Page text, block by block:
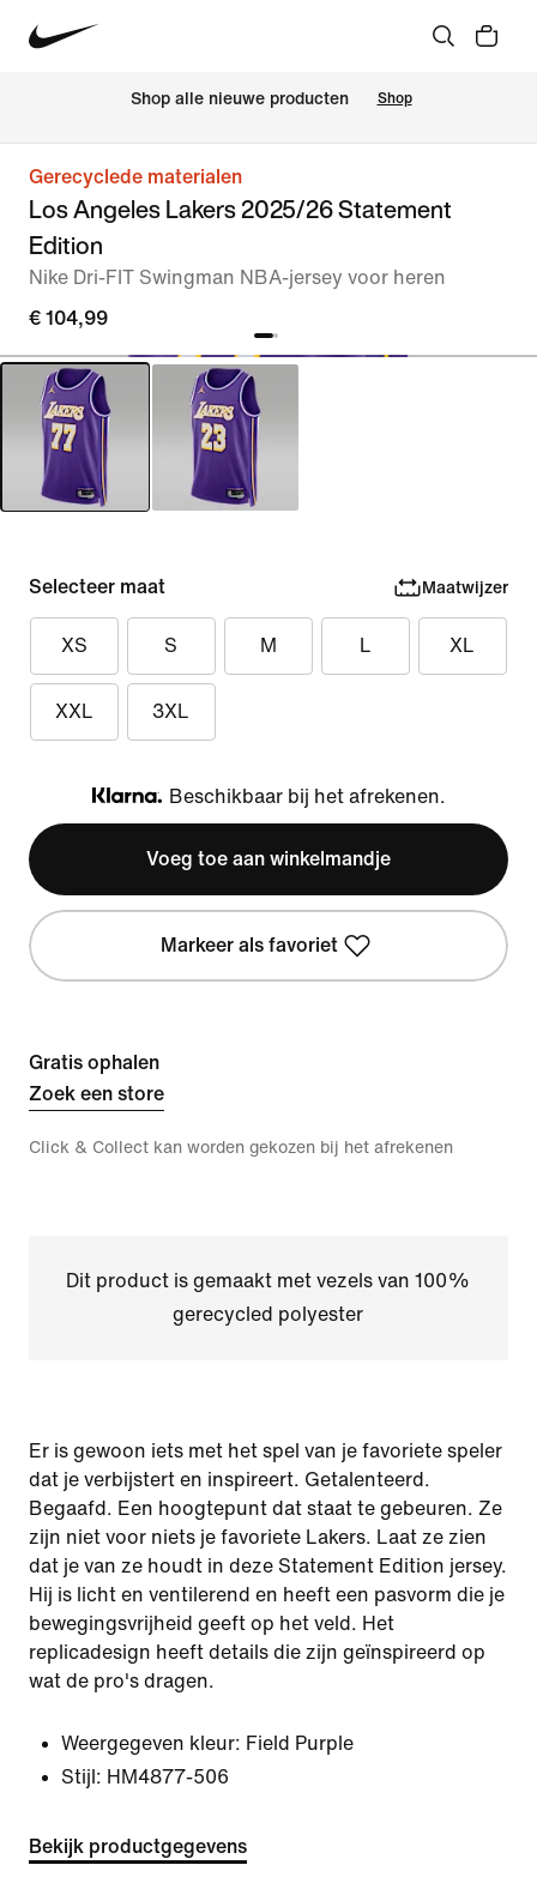
Shop alle nieuwe producten Shop
Gerecyclede materialen
Los Angeles Lakers 2025/26 Statement
Edition
Nike Dri-FIT Swingman NBA-jersey voor heren
€ 104,99
Selecteer maat Maatwijzer
XS S M L XL
XXL 3XL
Klarna
Beschikbaar bij het afrekenen.
Voeg toe aan winkelmandje
Markeer als favoriet
Gratis ophalen
Zoek een store
Click & Collect kan worden gekozen bij het afrekenen
Dit product is gemaakt met vezels van 100%
gerecycled polyester
Er is gewoon iets met het spel van je favoriete speler
dat je verbijstert en inspireert. Getalenteerd.
Begaafd. Een hoogtepunt dat staat te gebeuren. Ze
zijn niet voor niets je favoriete Lakers. Laat ze zien
dat je van ze houdt in deze Statement Edition jersey.
Hij is licht en ventilerend en heeft een pasvorm die je
bewegingsvrijheid geeft op het veld. Het
replicadesign heeft details die zijn geïnspireerd op
wat de pro's dragen.
Weergegeven kleur: Field Purple
Stijl: HM4877-506
Bekijk productgegevens